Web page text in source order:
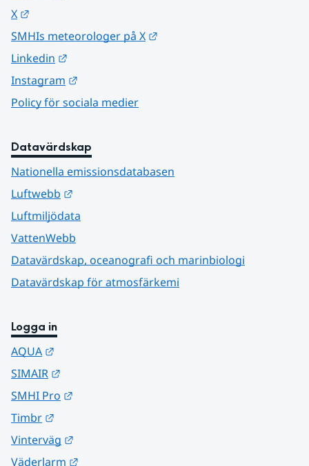
X
SMHIs meteorologer på X
Linkedin
Instagram
Policy för sociala medier
Datavärdskap
Nationella emissionsdatabasen
Luftwebb
Luftmiljödata
VattenWebb
Datavärdskap, oceanografi och marinbiologi
Datavärdskap för atmosfärkemi
Logga in
AQUA
SIMAIR
SMHI Pro
Timbr
Vinterväg
Väderlarm